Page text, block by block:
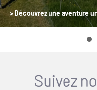
>Découvrez une aventure
Suivez